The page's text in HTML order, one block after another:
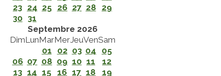
23 24 25 26 27 28
29
30 31
Septembre 2026
DimLunMarMerJeuVenSam
01
02 03 04
05
06 07 08 09 10 11
12
13 14 15 16 17 18
19